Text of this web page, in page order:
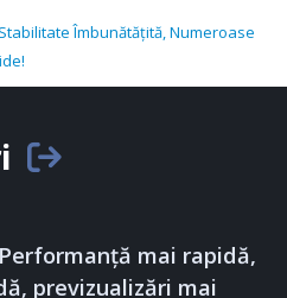
Îmbunătățită, Numeroase
mai rapidă,
previzualizări mai